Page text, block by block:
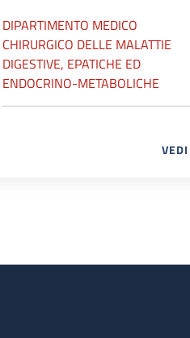
DIPARTIMENTO MEDICO
CHIRURGICO DELLE MALATTIE
DIGESTIVE, EPATICHE ED
ENDOCRINO-METABOLICHE